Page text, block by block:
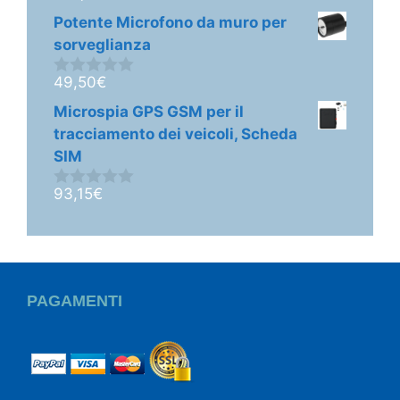
s
u
5
Potente Microfono da muro per
sorveglianza
0
s
u
5
49,50€
Microspia GPS GSM per il
tracciamento dei veicoli, Scheda
SIM
0
93,15€
PAGAMENTI